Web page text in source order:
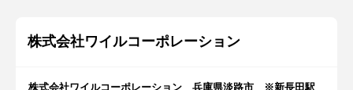
株式会社ワイルコーポレーション
株式会社ワイルコーポレーション 兵庫県淡路市 ※新長田駅